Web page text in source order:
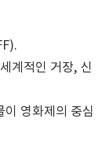
계적인 거장, 신
이 영화제의 중심